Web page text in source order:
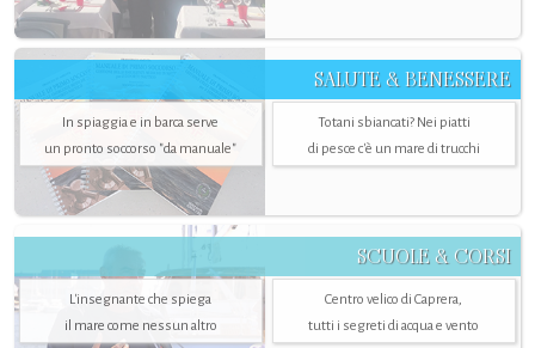
SALUTE & BENESSERE
In spiaggia e in barca serve
un pronto soccorso "da manuale"
Totani sbiancati? Nei piatti
di pesce c'è un mare di trucchi
SCUOLE & CORSI
L'insegnante che spiega
il mare come nessun altro
Centro velico di Caprera,
tutti i segreti di acqua e vento